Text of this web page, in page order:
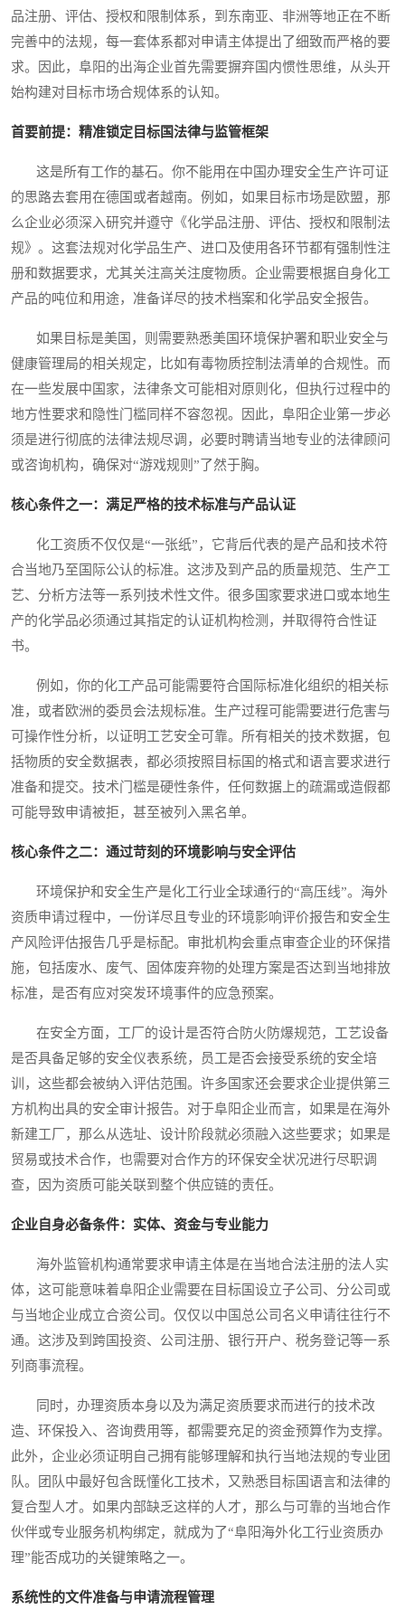
品注册、评估、授权和限制体系，到东南亚、非洲等地正在不断
完善中的法规，每一套体系都对申请主体提出了细致而严格的要
求。因此，阜阳的出海企业首先需要摒弃国内惯性思维，从头开
始构建对目标市场合规体系的认知。
首要前提：精准锁定目标国法律与监管框架
这是所有工作的基石。你不能用在中国办理安全生产许可证
的思路去套用在德国或者越南。例如，如果目标市场是欧盟，那
么企业必须深入研究并遵守《化学品注册、评估、授权和限制法
规》。这套法规对化学品生产、进口及使用各环节都有强制性注
册和数据要求，尤其关注高关注度物质。企业需要根据自身化工
产品的吨位和用途，准备详尽的技术档案和化学品安全报告。
如果目标是美国，则需要熟悉美国环境保护署和职业安全与
健康管理局的相关规定，比如有毒物质控制法清单的合规性。而
在一些发展中国家，法律条文可能相对原则化，但执行过程中的
地方性要求和隐性门槛同样不容忽视。因此，阜阳企业第一步必
须是进行彻底的法律法规尽调，必要时聘请当地专业的法律顾问
或咨询机构，确保对“游戏规则”了然于胸。
核心条件之一：满足严格的技术标准与产品认证
化工资质不仅仅是“一张纸”，它背后代表的是产品和技术符
合当地乃至国际公认的标准。这涉及到产品的质量规范、生产工
艺、分析方法等一系列技术性文件。很多国家要求进口或本地生
产的化学品必须通过其指定的认证机构检测，并取得符合性证
书。
例如，你的化工产品可能需要符合国际标准化组织的相关标
准，或者欧洲的委员会法规标准。生产过程可能需要进行危害与
可操作性分析，以证明工艺安全可靠。所有相关的技术数据，包
括物质的安全数据表，都必须按照目标国的格式和语言要求进行
准备和提交。技术门槛是硬性条件，任何数据上的疏漏或造假都
可能导致申请被拒，甚至被列入黑名单。
核心条件之二：通过苛刻的环境影响与安全评估
环境保护和安全生产是化工行业全球通行的“高压线”。海外
资质申请过程中，一份详尽且专业的环境影响评价报告和安全生
产风险评估报告几乎是标配。审批机构会重点审查企业的环保措
施，包括废水、废气、固体废弃物的处理方案是否达到当地排放
标准，是否有应对突发环境事件的应急预案。
在安全方面，工厂的设计是否符合防火防爆规范，工艺设备
是否具备足够的安全仪表系统，员工是否会接受系统的安全培
训，这些都会被纳入评估范围。许多国家还会要求企业提供第三
方机构出具的安全审计报告。对于阜阳企业而言，如果是在海外
新建工厂，那么从选址、设计阶段就必须融入这些要求；如果是
贸易或技术合作，也需要对合作方的环保安全状况进行尽职调
查，因为资质可能关联到整个供应链的责任。
企业自身必备条件：实体、资金与专业能力
海外监管机构通常要求申请主体是在当地合法注册的法人实
体，这可能意味着阜阳企业需要在目标国设立子公司、分公司或
与当地企业成立合资公司。仅仅以中国总公司名义申请往往行不
通。这涉及到跨国投资、公司注册、银行开户、税务登记等一系
列商事流程。
同时，办理资质本身以及为满足资质要求而进行的技术改
造、环保投入、咨询费用等，都需要充足的资金预算作为支撑。
此外，企业必须证明自己拥有能够理解和执行当地法规的专业团
队。团队中最好包含既懂化工技术，又熟悉目标国语言和法律的
复合型人才。如果内部缺乏这样的人才，那么与可靠的当地合作
伙伴或专业服务机构绑定，就成为了“阜阳海外化工行业资质办
理”能否成功的关键策略之一。
系统性的文件准备与申请流程管理